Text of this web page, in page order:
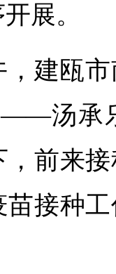
展。
，建瓯
——汤承
前来
接种